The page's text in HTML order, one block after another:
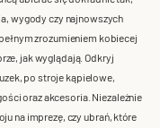
wygody czy najnowszych
zrozumieniem kobiecej
jak wyglądają. Odkryj
po stroje kąpielowe,
oraz akcesoria. Niezależnie
na imprezę, czy ubrań, które